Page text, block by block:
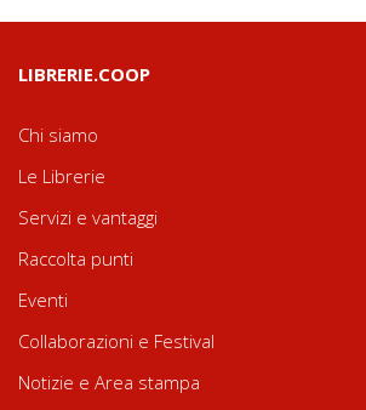
LIBRERIE.COOP
Chi siamo
Le Librerie
Servizi e vantaggi
Raccolta punti
Eventi
Collaborazioni e Festival
Notizie e Area stampa